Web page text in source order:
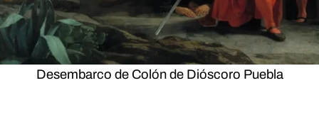
Desembarco de Colón de Dióscoro Puebla